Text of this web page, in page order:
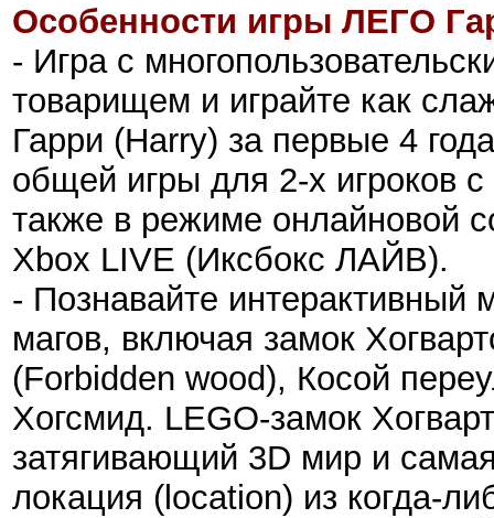
Особенности игры ЛЕГО
- Игра с
товарищем и играйте как
Гарри (Harry) за первые 4
общей игры для 2-х игроков
также в режиме онлайновой
Xbox LIVE (Иксбокс ЛАЙВ).
- Познавайте
магов, включая замок
(Forbidden wood), Косой
Хогсмид. LEGO-замок
затягивающий 3D мир и
локация (location) из когда-